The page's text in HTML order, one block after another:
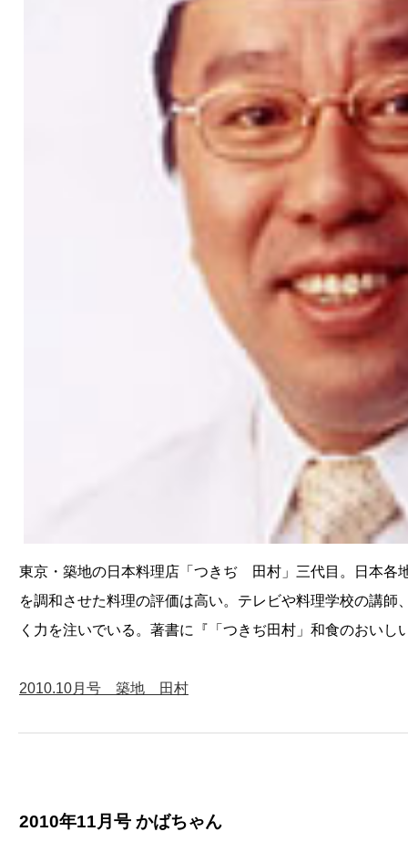
東京・築地の日本料理店「つきぢ 田村」三代目。日本各
を調和させた料理の評価は高い。テレビや料理学校の講師
く力を注いでいる。著書に『「つきぢ田村」和食のおいし
2010.10月号 築地 田村
2010年11月号 かばちゃん